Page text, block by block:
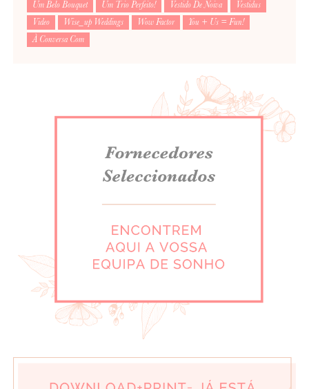
Um Belo Bouquet Um Trio Perfeito! Vestido De Noiva
Vestidus
Video
Wise_up Weddings Wow Factor
You + Us = Fun!
À Conversa Com